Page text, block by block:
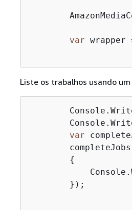
var wrapper
Liste os trabalhos usando
var
{
        });